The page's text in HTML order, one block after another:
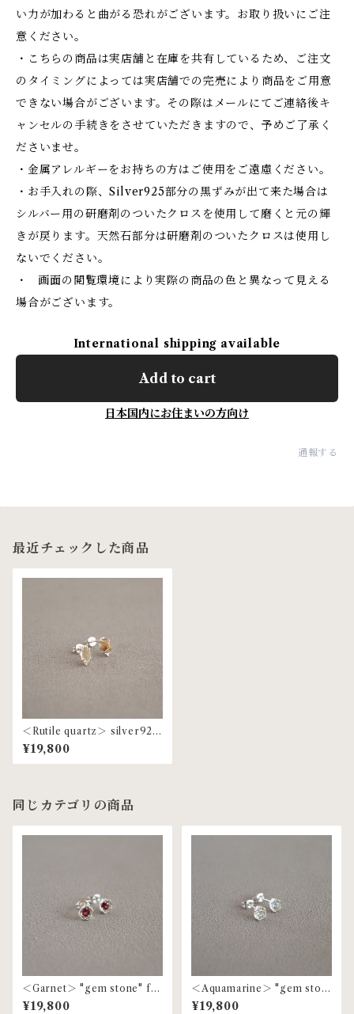
い力が加わると曲がる恐れがございます。お取り扱いにご注
意ください。
・こちらの商品は実店舗と在庫を共有しているため、ご注文
のタイミングによっては実店舗での完売により商品をご用意
できない場合がございます。その際はメールにてご連絡後キ
ャンセルの手続きをさせていただきますので、予めご了承く
ださいませ。
・金属アレルギーをお持ちの方はご使用をご遠慮ください。
・お手入れの際、Silver925部分の黒ずみが出て来た場合は
シルバー用の研磨剤のついたクロスを使用して磨くと元の輝
きが戻ります。天然石部分は研磨剤のついたクロスは使用し
ないでください。
・ 画面の閲覧環境により実際の商品の色と異なって見える
場合がございます。
International shipping available
Add to cart
日本国内にお住まいの方向け
通報する
最近チェックした商品
＜Rutile quartz＞ silver925
"gem stone" grain pierce |
MP-59
¥19,800
同じカテゴリの商品
＜Garnet＞ "gem stone" flo
wer pierce | MP-71
¥19,800
＜Aquamarine＞ "gem ston
e" flower pierce | MP-71
¥19,800